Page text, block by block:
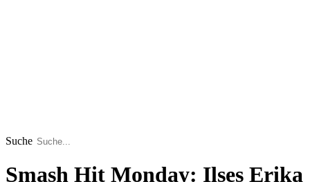
Suche
Smash Hit Monday: Ilses Erika